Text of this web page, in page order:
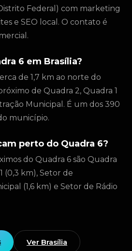
Federal) com marketing
e SEO local. O contato é
6 em Brasília?
de 1,7 km ao norte do
de Quadra 2, Quadra 1
Municipal. É um dos 390
município.
perto do Quadra 6?
do Quadra 6 são Quadra
(0,3 km), Setor de
(1,6 km) e Setor de Rádio
Ver Brasília